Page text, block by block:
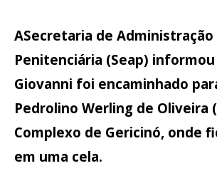
ASecretaria de Administração
Penitenciária (Seap)
Giovanni foi encaminhado
Pedrolino Werling de Oliveira
Complexo de Gericinó, onde
em uma cela.